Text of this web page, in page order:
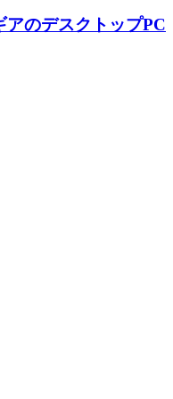
のデスクトップPC